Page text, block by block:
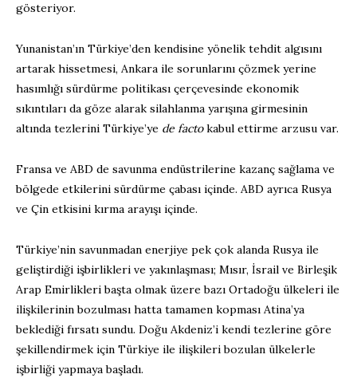
gösteriyor.
Yunanistan’ın Türkiye’den kendisine yönelik tehdit algısını
artarak hissetmesi, Ankara ile sorunlarını çözmek yerine
hasımlığı sürdürme politikası çerçevesinde ekonomik
sıkıntıları da göze alarak silahlanma yarışına girmesinin
altında tezlerini Türkiye’ye de factokabul ettirme arzusu var.
Fransa ve ABD de savunma endüstrilerine kazanç sağlama ve
bölgede etkilerini sürdürme çabası içinde. ABD ayrıca Rusya
ve Çin etkisini kırma arayışı içinde.
Türkiye’nin savunmadan enerjiye pek çok alanda Rusya ile
geliştirdiği işbirlikleri ve yakınlaşması; Mısır, İsrail ve Birleşik
Arap Emirlikleri başta olmak üzere bazı Ortadoğu ülkeleri ile
ilişkilerinin bozulması hatta tamamen kopması Atina’ya
beklediği fırsatı sundu. Doğu Akdeniz’i kendi tezlerine göre
şekillendirmek için Türkiye ile ilişkileri bozulan ülkelerle
işbirliği yapmaya başladı.